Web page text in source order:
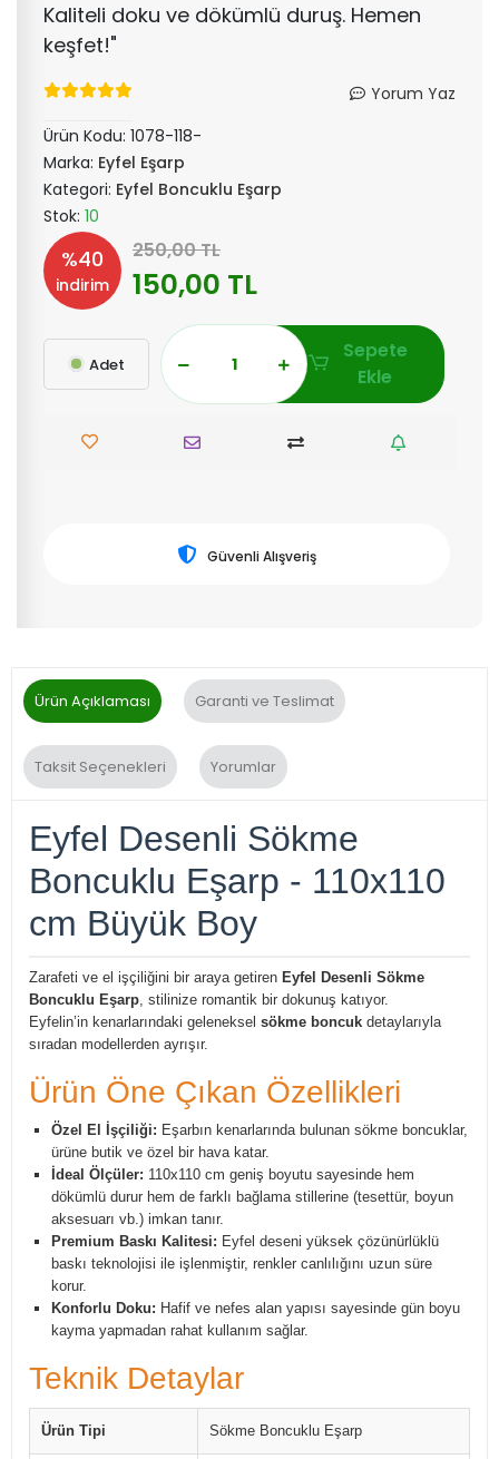
Kaliteli doku ve dökümlü duruş. Hemen
keşfet!"
Yorum Yaz
Ürün Kodu: 1078-118-
Marka: Eyfel Eşarp
Kategori: Eyfel Boncuklu Eşarp
Stok: 10
%40
indirim
250,00 TL
150,00 TL
Adet
Sepete
Ekle
Güvenli Alışveriş
Ürün Açıklaması Garanti ve Teslimat
Taksit Seçenekleri Yorumlar
Eyfel Desenli Sökme
Boncuklu Eşarp - 110x110
cm Büyük Boy
Zarafeti ve el işçiliğini bir araya getiren Eyfel Desenli Sökme
Boncuklu Eşarp, stilinize romantik bir dokunuş katıyor.
Eyfelin’in kenarlarındaki geleneksel sökme boncuk detaylarıyla
sıradan modellerden ayrışır.
Ürün Öne Çıkan Özellikleri
Özel El İşçiliği: Eşarbın kenarlarında bulunan sökme boncuklar,
ürüne butik ve özel bir hava katar.
İdeal Ölçüler: 110x110 cm geniş boyutu sayesinde hem
dökümlü durur hem de farklı bağlama stillerine (tesettür, boyun
aksesuarı vb.) imkan tanır.
Premium Baskı Kalitesi: Eyfel deseni yüksek çözünürlüklü
baskı teknolojisi ile işlenmiştir, renkler canlılığını uzun süre
korur.
Konforlu Doku: Hafif ve nefes alan yapısı sayesinde gün boyu
kayma yapmadan rahat kullanım sağlar.
Teknik Detaylar
Ürün Tipi Sökme Boncuklu Eşarp